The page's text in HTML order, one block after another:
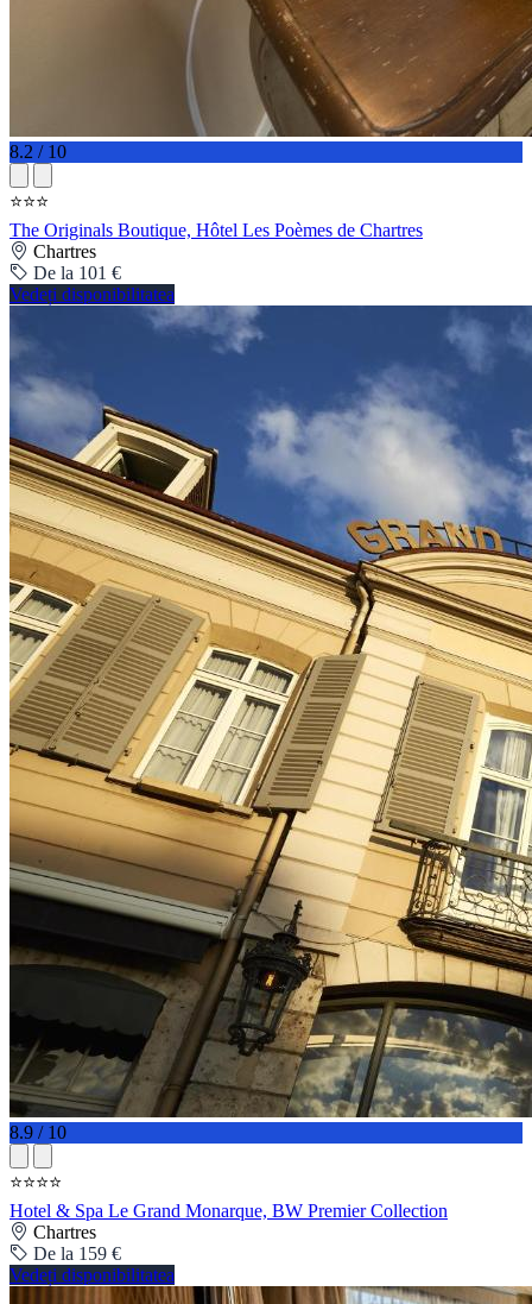
8.2 / 10
⭐⭐⭐
The Originals Boutique, Hôtel Les Poèmes de Chartres
Chartres
De la 101 €
Vedeți disponibilitatea
8.9 / 10
⭐⭐⭐⭐
Hotel & Spa Le Grand Monarque, BW Premier Collection
Chartres
De la 159 €
Vedeți disponibilitatea